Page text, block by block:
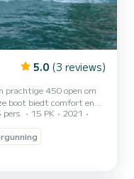
5.0 (3 reviews)
prachtige 450 open om
boot biedt comfort en
uitzonderlijke dag zult
van deze boot is
naar ons sturen op
pers. 15 PK
2021